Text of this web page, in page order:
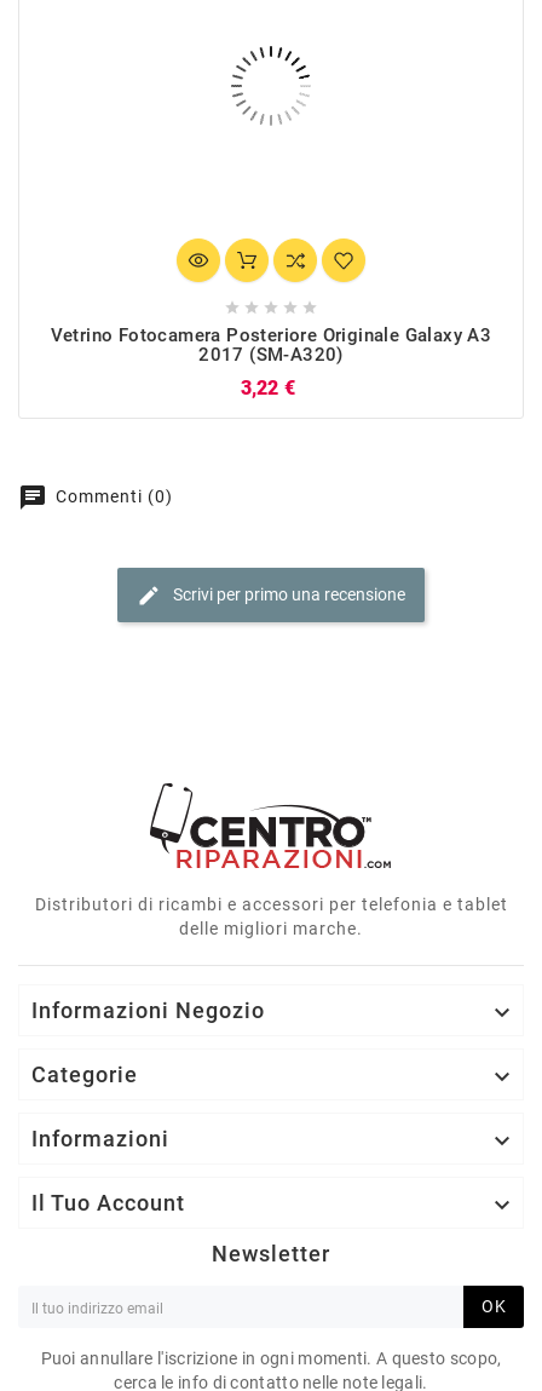
    
Vetrino Fotocamera Posteriore Originale Galaxy A3
2017 (SM-A320)
3,22 €
chat Commenti (0)
edit Scrivi per primo una recensione
Distributori di ricambi e accessori per telefonia e tablet
delle migliori marche.
Informazioni Negozio 
Categorie 
Informazioni 
Il Tuo Account 
Newsletter
OK
Puoi annullare l'iscrizione in ogni momenti. A questo scopo,
cerca le info di contatto nelle note legali.